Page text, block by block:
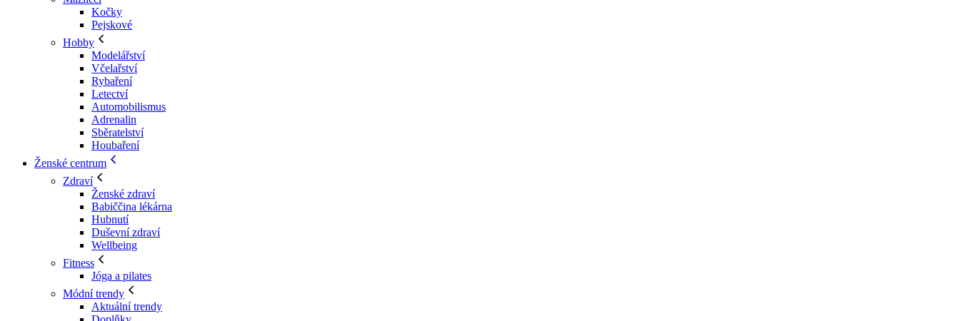
Kočky
Pejskové
Hobby
Modelářství
Včelařství
Rybaření
Letectví
Automobilismus
Adrenalin
Sběratelství
Houbaření
Ženské centrum
Zdraví
Ženské zdraví
Babiččina lékárna
Hubnutí
Duševní zdraví
Wellbeing
Fitness
Jóga a pilates
Módní trendy
Aktuální trendy